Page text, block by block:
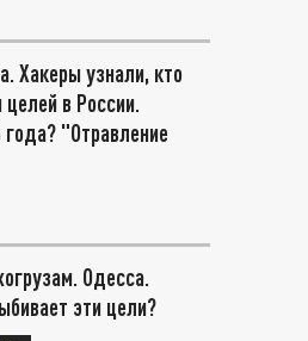
Хакеры узнали, кто
в России.
"Отравление
Одесса.
эти цели?